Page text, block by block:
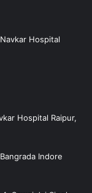
Hospital
Hospital Raipur,
Indore